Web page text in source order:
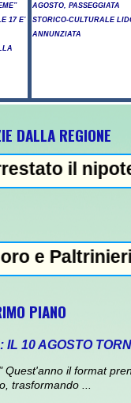
17 E’
AGOSTO, PASSEGGIATA
STORICO-CULTURALE
ANNUNZIATA
DALLA REGIONE
25enne -
PIANO
IL 10 AGOSTO
Quest'anno il format
trasformando ...
NEWS IN